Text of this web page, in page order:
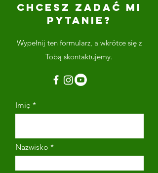
CHCESZ ZADAĆ MI
PYTANIE?
Wypełnij ten formularz, a wkrótce się z
Tobą skontaktujemy.
Imię
Nazwisko